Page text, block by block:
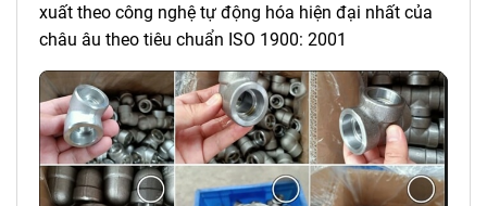
xuất theo công nghệ tự động hóa hiện đại nhất của
châu âu theo tiêu chuẩn ISO 1900: 2001